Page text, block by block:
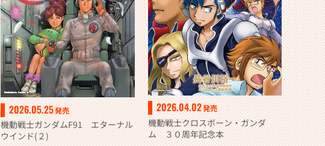
2026.05.25発売
機動戦士ガンダムF91 エターナル
ウインド(２)
2026.04.02発売
機動戦士クロスボーン・ガンダ
ム ３０周年記念本